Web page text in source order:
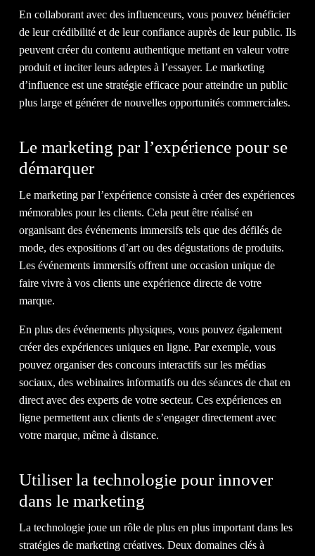
DISCUTEZ AVEC NOUS
En collaborant avec des influenceurs, vous pouvez bénéficier
de leur crédibilité et de leur confiance auprès de leur public. Ils
peuvent créer du contenu authentique mettant en valeur votre
produit et inciter leurs adeptes à l’essayer. Le marketing
d’influence est une stratégie efficace pour atteindre un public
plus large et générer de nouvelles opportunités commerciales.
Le marketing par l’expérience pour se
démarquer
Le marketing par l’expérience consiste à créer des expériences
mémorables pour les clients. Cela peut être réalisé en
organisant des événements immersifs tels que des défilés de
mode, des expositions d’art ou des dégustations de produits.
Les événements immersifs offrent une occasion unique de
faire vivre à vos clients une expérience directe de votre
marque.
En plus des événements physiques, vous pouvez également
créer des expériences uniques en ligne. Par exemple, vous
pouvez organiser des concours interactifs sur les médias
sociaux, des webinaires informatifs ou des séances de chat en
direct avec des experts de votre secteur. Ces expériences en
ligne permettent aux clients de s’engager directement avec
votre marque, même à distance.
Utiliser la technologie pour innover
dans le marketing
La technologie joue un rôle de plus en plus important dans les
stratégies de marketing créatives. Deux domaines clés à